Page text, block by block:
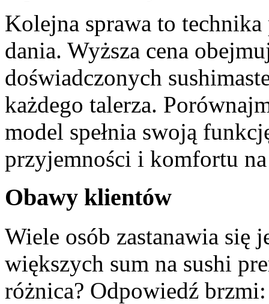
Kolejna sprawa to
dania. Wyższa cena
doświadczonych
każdego talerza.
model spełnia swoją
przyjemności i komfortu
Obawy klientów
Wiele osób zastanawia się
większych sum na sushi
różnica? Odpowiedź